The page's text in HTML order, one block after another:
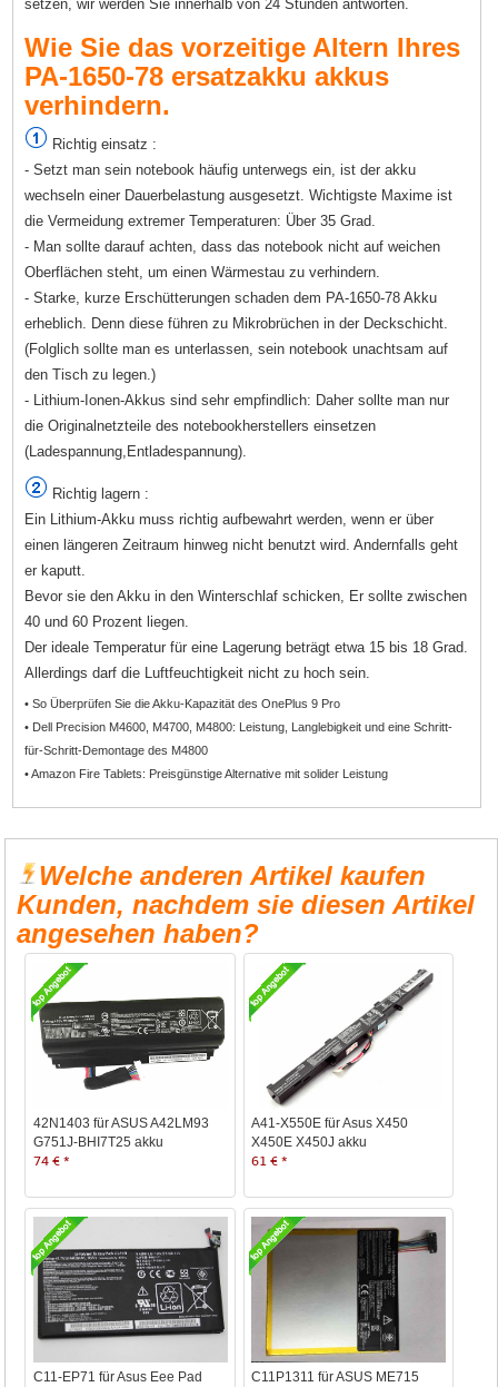
setzen, wir werden Sie innerhalb von 24 Stunden antworten.
Wie Sie das vorzeitige Altern Ihres
PA-1650-78 ersatzakku akkus
verhindern.
Richtig einsatz :
- Setzt man sein notebook häufig unterwegs ein, ist der akku
wechseln einer Dauerbelastung ausgesetzt. Wichtigste Maxime ist
die Vermeidung extremer Temperaturen: Über 35 Grad.
- Man sollte darauf achten, dass das notebook nicht auf weichen
Oberflächen steht, um einen Wärmestau zu verhindern.
- Starke, kurze Erschütterungen schaden dem PA-1650-78 Akku
erheblich. Denn diese führen zu Mikrobrüchen in der Deckschicht.
(Folglich sollte man es unterlassen, sein notebook unachtsam auf
den Tisch zu legen.)
- Lithium-Ionen-Akkus sind sehr empfindlich: Daher sollte man nur
die Originalnetzteile des notebookherstellers einsetzen
(Ladespannung,Entladespannung).
Richtig lagern :
Ein Lithium-Akku muss richtig aufbewahrt werden, wenn er über
einen längeren Zeitraum hinweg nicht benutzt wird. Andernfalls geht
er kaputt.
Bevor sie den Akku in den Winterschlaf schicken, Er sollte zwischen
40 und 60 Prozent liegen.
Der ideale Temperatur für eine Lagerung beträgt etwa 15 bis 18 Grad.
Allerdings darf die Luftfeuchtigkeit nicht zu hoch sein.
• So Überprüfen Sie die Akku-Kapazität des OnePlus 9 Pro
• Dell Precision M4600, M4700, M4800: Leistung, Langlebigkeit und eine Schritt-
für-Schritt-Demontage des M4800
• Amazon Fire Tablets: Preisgünstige Alternative mit solider Leistung
Welche anderen Artikel kaufen
Kunden, nachdem sie diesen Artikel
angesehen haben?
42N1403 für ASUS A42LM93
G751J-BHI7T25 akku
74 € *
A41-X550E für Asus X450
X450E X450J akku
61 € *
C11-EP71 für Asus Eee Pad
C11P1311 für ASUS ME715